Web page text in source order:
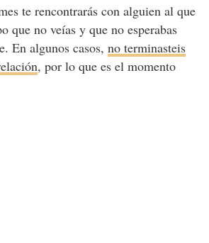
te rencontrarás con alguien al que
que no veías y que no esperabas
En algunos casos, no terminasteis
, por lo que es el momento